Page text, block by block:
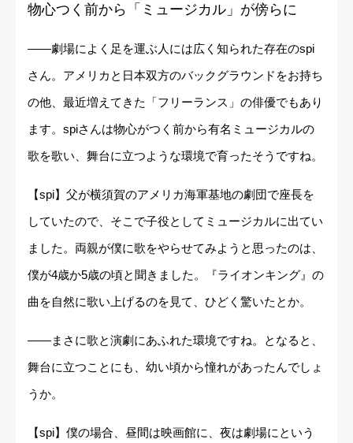
物心つく前から「ミュージカル」が傍らに
――劇場によく足を運ぶ人には広く知られた存在のspi
さん。アメリカと日本双方のバックグラウンドをお持ち
の他、最近増えてきた「フリーランス」の俳優でもあり
ます。spiさんは物心がつく前から有名ミュージカルの
歌を歌い、舞台に立つような環境で育ったそうですね。
【spi】父が横須賀のアメリカ海軍基地の劇団で座長を
していたので、そこで子役としてミュージカルに出てい
ました。両親が僕に歌をやらせてみようと思ったのは、
僕が4歳か5歳の頃と聞きました。『ライオンキング』の
曲を自然に歌い上げるのを見て、ひどく驚いたとか。
――まさに歌と演劇にあふれた環境ですね。となると、
舞台に立つことにも、幼い頃から憧れがあったんでしょ
うか。
【spi】僕の場合、昼間は映画館に、夜は劇場にという